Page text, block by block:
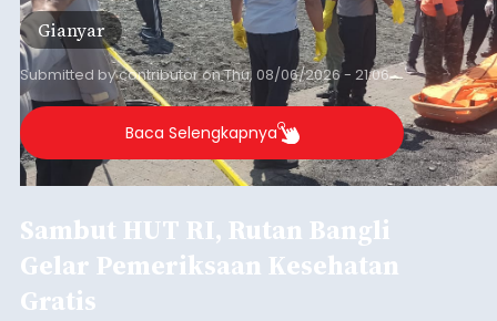
Gianyar
Submitted bycontributoronThu, 08/06/2026 - 21:06
Baca Selengkapnya
Sambut HUT RI, Rutan Bangli
Gelar Pemeriksaan Kesehatan
Gratis